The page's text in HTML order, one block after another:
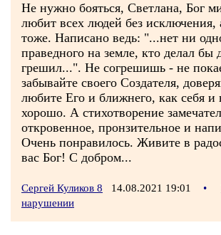
Не нужно бояться, Светлана, Бог
любит всех людей без исключения,
тоже. Написано ведь: "...нет ни
праведного на земле, кто делал бы
грешил...". Не согрешишь - не
забывайте своего Создателя,
любите Его и ближнего, как себя и
хорошо. А стихотворение
откровенное, пронзительное и
Очень понравилось. Живите в
вас Бог! С добром...
Сергей Куликов 8 14.08.2021 19:01 •
нарушении